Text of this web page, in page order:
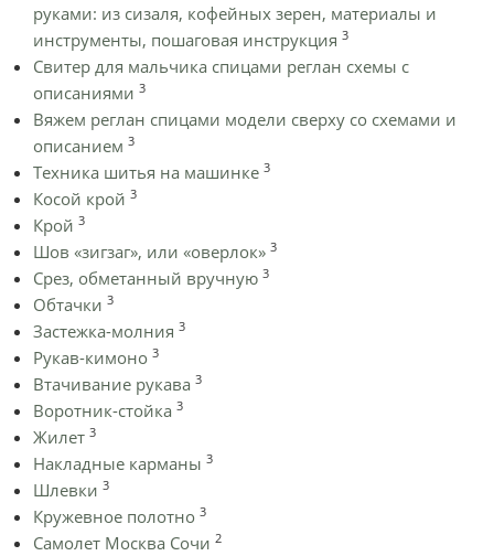
руками: из сизаля, кофейных зерен, материалы и
инструменты, пошаговая инструкция 3
Cвитер для мальчика спицами реглан схемы с
описаниями 3
Вяжем реглан спицами модели сверху со схемами и
описанием 3
Техника шитья на машинке 3
Косой крой 3
Крой 3
Шов «зигзаг», или «оверлок» 3
Срез, обметанный вручную 3
Обтачки 3
Застежка-молния 3
Рукав-кимоно 3
Втачивание рукава 3
Воротник-стойка 3
Жилет 3
Накладные карманы 3
Шлевки 3
Кружевное полотно 3
Самолет Москва Сочи 2